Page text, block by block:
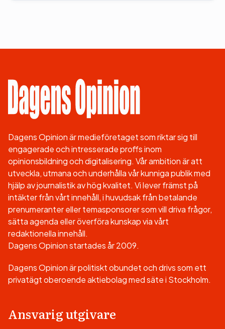
Dagens Opinion är medieföretaget som riktar sig till
engagerade och intresserade proffs inom
opinionsbildning och digitalisering. Vår ambition är att
utveckla, utmana och underhålla vår kunniga publik med
hjälp av journalistik av hög kvalitet. Vi lever främst på
intäkter från vårt innehåll, i huvudsak från betalande
prenumeranter eller temasponsorer som vill driva frågor,
sätta agenda eller överföra kunskap via vårt
redaktionella innehåll.
Dagens Opinion startades år 2009.
Dagens Opinion är politiskt obundet och drivs som ett
privatägt oberoende aktiebolag med säte i Stockholm.
Ansvarig utgivare